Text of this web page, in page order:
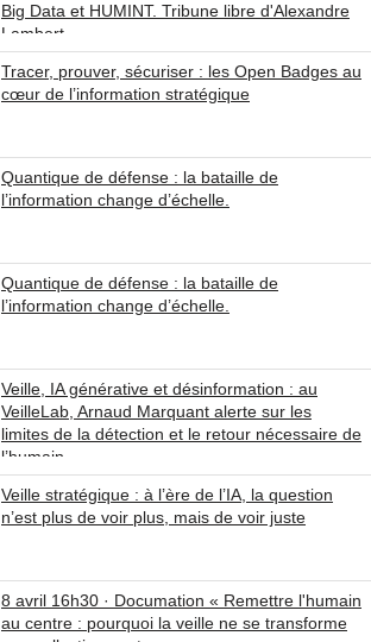
Big Data et HUMINT. Tribune libre d'Alexandre
Lambert
Tracer, prouver, sécuriser : les Open Badges au
cœur de l’information stratégique
Quantique de défense : la bataille de
l’information change d’échelle.
Quantique de défense : la bataille de
l’information change d’échelle.
Veille, IA générative et désinformation : au
VeilleLab, Arnaud Marquant alerte sur les
limites de la détection et le retour nécessaire de
l’humain
Veille stratégique : à l’ère de l’IA, la question
n’est plus de voir plus, mais de voir juste
8 avril 16h30 · Documation « Remettre l'humain
au centre : pourquoi la veille ne se transforme